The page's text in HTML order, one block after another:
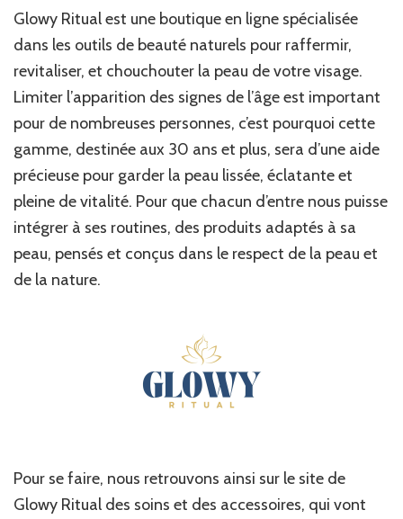
Glowy Ritual est une boutique en ligne spécialisée
dans les outils de beauté naturels pour raffermir,
revitaliser, et chouchouter la peau de votre visage.
Limiter l’apparition des signes de l’âge est important
pour de nombreuses personnes, c’est pourquoi cette
gamme, destinée aux 30 ans et plus, sera d’une aide
précieuse pour garder la peau lissée, éclatante et
pleine de vitalité. Pour que chacun d’entre nous puisse
intégrer à ses routines, des produits adaptés à sa
peau, pensés et conçus dans le respect de la peau et
de la nature.
Pour se faire, nous retrouvons ainsi sur le site de
Glowy Ritual des soins et des accessoires, qui vont